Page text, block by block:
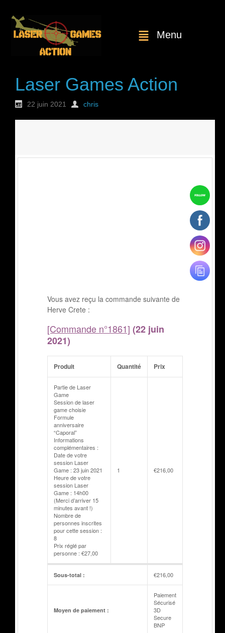
Menu
Laser Games Action
22 juin 2021 chris
Vous avez reçu la commande suivante de
Herve Crete :
[Commande n°1861] (22 juin
2021)
Produit Quantité Prix
Partie de Laser
Game
Session de laser
game choisie
Formule
anniversaire
“Caporal”
Informations
complémentaires :
Date de votre
session Laser
Game : 23 juin 2021
Heure de votre
session Laser
Game : 14h00
(Merci d’arriver 15
minutes avant !)
Nombre de
personnes inscrites
pour cette session :
8
Prix réglé par
personne : €27,00
1 €216,00
Sous-total : €216,00
Moyen de paiement :
Paiement
Sécurisé
3D
Secure
BNP